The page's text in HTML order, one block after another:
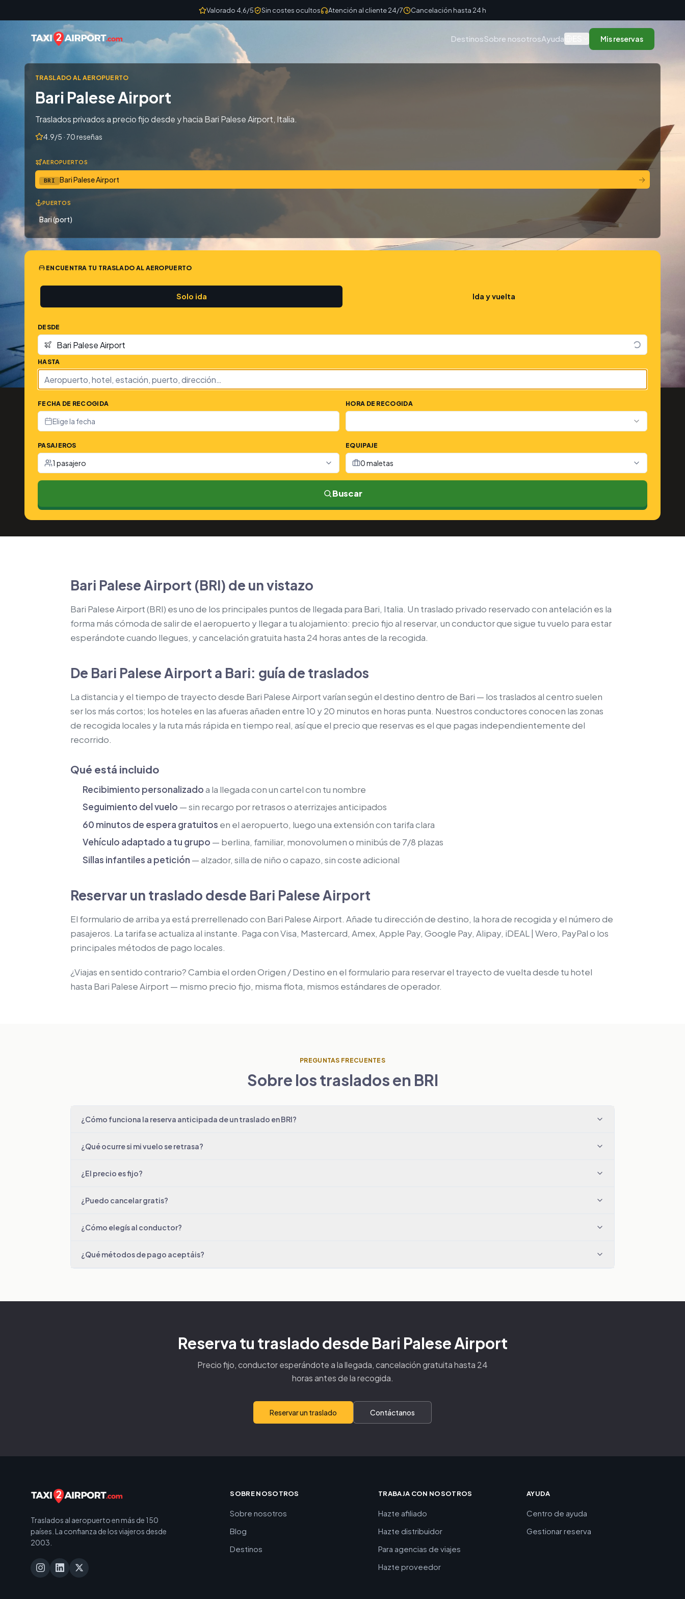
Valorado 4,6/5 Sin costes ocultos Atención al cliente 24/7 Cancelación hasta 24 h
DestinosSobre nosotrosAyuda Mis reservas
TRASLADO AL AEROPUERTO
Bari Palese Airport
Traslados privados a precio fijo desde y hacia Bari Palese Airport, Italia.
4.9/5 · 70 reseñas
AEROPUERTOS
BRI Bari Palese Airport →
PUERTOS
Bari (port)
ENCUENTRA TU TRASLADO AL AEROPUERTO
Solo ida Ida y vuelta
DESDE
HASTA
FECHA DE RECOGIDA
Elige la fecha
HORA DE RECOGIDA
PASAJEROS
1 pasajero
EQUIPAJE
0 maletas
Buscar
Bari Palese Airport (BRI) de un vistazo
Bari Palese Airport (BRI) es uno de los principales puntos de llegada para Bari, Italia. Un traslado privado reservado con antelación es la
forma más cómoda de salir de el aeropuerto y llegar a tu alojamiento: precio fijo al reservar, un conductor que sigue tu vuelo para estar
esperándote cuando llegues, y cancelación gratuita hasta 24 horas antes de la recogida.
De Bari Palese Airport a Bari: guía de traslados
La distancia y el tiempo de trayecto desde Bari Palese Airport varían según el destino dentro de Bari — los traslados al centro suelen
ser los más cortos; los hoteles en las afueras añaden entre 10 y 20 minutos en horas punta. Nuestros conductores conocen las zonas
de recogida locales y la ruta más rápida en tiempo real, así que el precio que reservas es el que pagas independientemente del
recorrido.
Qué está incluido
Recibimiento personalizadoa la llegada con un cartel con tu nombre
Seguimiento del vuelo — sin recargo por retrasos o aterrizajes anticipados
60 minutos de espera gratuitos en el aeropuerto, luego una extensión con tarifa clara
Vehículo adaptado a tu grupo — berlina, familiar, monovolumen o minibús de 7/8 plazas
Sillas infantiles a petición — alzador, silla de niño o capazo, sin coste adicional
Reservar un traslado desde Bari Palese Airport
El formulario de arriba ya está prerrellenado con Bari Palese Airport. Añade tu dirección de destino, la hora de recogida y el número de
pasajeros. La tarifa se actualiza al instante. Paga con Visa, Mastercard, Amex, Apple Pay, Google Pay, Alipay, iDEAL | Wero, PayPal o los
principales métodos de pago locales.
¿Viajas en sentido contrario? Cambia el orden Origen / Destino en el formulario para reservar el trayecto de vuelta desde tu hotel
hasta Bari Palese Airport — mismo precio fijo, misma flota, mismos estándares de operador.
PREGUNTAS FRECUENTES
Sobre los traslados en BRI
¿Cómo funciona la reserva anticipada de un traslado en BRI?
¿Qué ocurre si mi vuelo se retrasa?
¿El precio es fijo?
¿Puedo cancelar gratis?
¿Cómo elegís al conductor?
¿Qué métodos de pago aceptáis?
Reserva tu traslado desde Bari Palese Airport
Precio fijo, conductor esperándote a la llegada, cancelación gratuita hasta 24
horas antes de la recogida.
Reservar un traslado Contáctanos
Traslados al aeropuerto en más de 150
países. La confianza de los viajeros desde
2003.
SOBRE NOSOTROS
Sobre nosotros
Blog
Destinos
TRABAJA CON NOSOTROS
Hazte afiliado
Hazte distribuidor
Para agencias de viajes
Hazte proveedor
AYUDA
Centro de ayuda
Gestionar reserva